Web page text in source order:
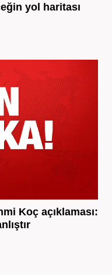
yol haritası
Koç açıklaması: